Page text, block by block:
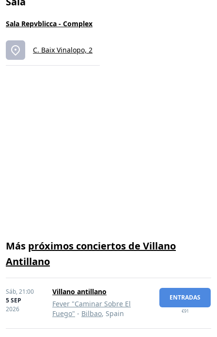
Sala Repvblicca - Complex
C. Baix Vinalopo, 2
Más próximos conciertos de Villano
Antillano
Sáb,21:00
5 SEP
2026
Villano antillano
Fever "Caminar Sobre El
Fuego" - Bilbao, Spain
ENTRADAS
€91